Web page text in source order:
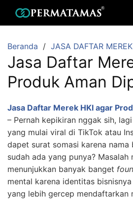
Beranda JASA DAFTAR MEREK
Jasa Daftar
Produk Aman
Jasa Daftar Merek HKI agar
– Pernah kepikiran nggak sih,
yang mulai viral di TikTok atau
dapet surat somasi karena
sudah ada yang punya?
menunjukkan banyak banget
mental karena identitas
yang lebih gercep mendaftarkan